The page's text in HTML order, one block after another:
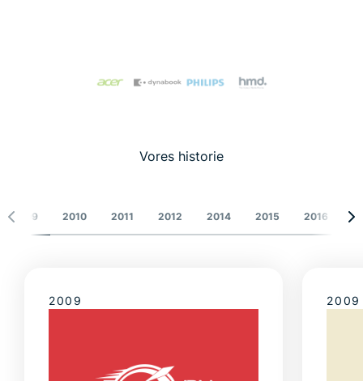
Vores historie
2009 2010 2011 2012 2014 2015 2016
2009 2009